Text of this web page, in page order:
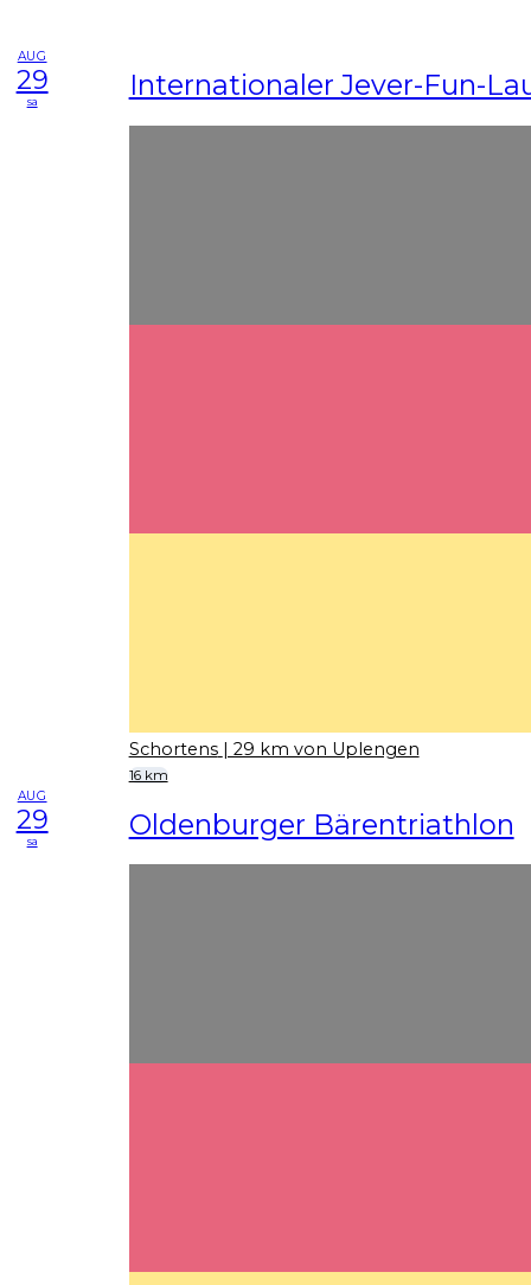
AUG
29
sa Internationaler Jever-Fun-
Schortens | 29 km von Uplengen
16 km
AUG
29
sa Oldenburger Bärentriathlon